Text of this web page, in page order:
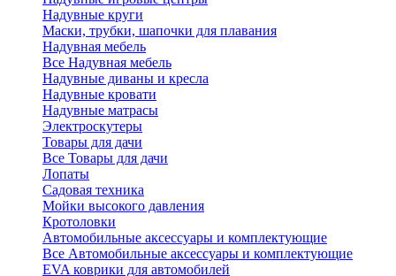
Надувные круги
Маски, трубки, шапочки для плавания
Надувная мебель
Все Надувная мебель
Надувные диваны и кресла
Надувные кровати
Надувные матрасы
Электроскутеры
Товары для дачи
Все Товары для дачи
Лопаты
Садовая техника
Мойки высокого давления
Кротоловки
Автомобильные аксессуары и комплектующие
Все Автомобильные аксессуары и комплектующие
EVA коврики для автомобилей